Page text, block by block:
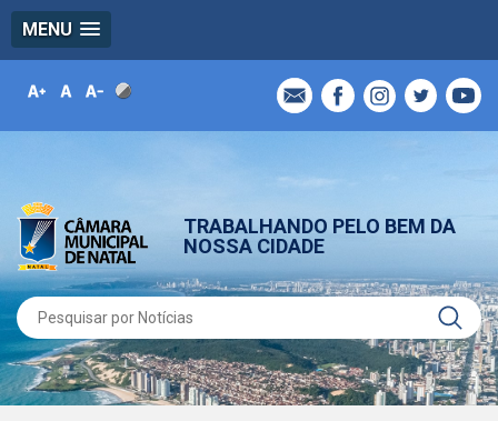
MENU
TRABALHANDO PELO BEM DA
NOSSA CIDADE